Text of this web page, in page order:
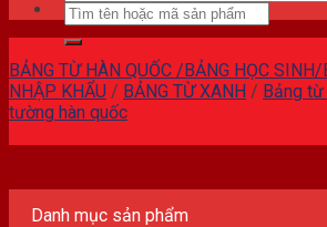
Tìm
kiếm:
BẢNG TỪ HÀN QUỐC /BẢNG HỌC
NHẬP KHẨU / BẢNG TỪ XANH / Bảng
tường hàn quốc
Danh mục sản phẩm